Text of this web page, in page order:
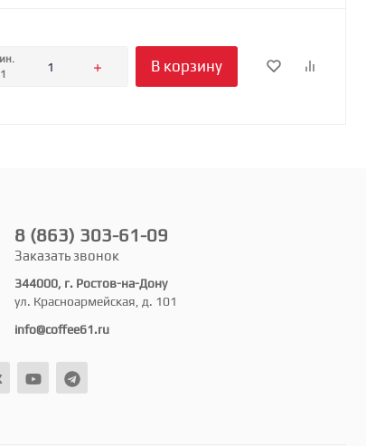
1
В корзину
8 (863) 303-61-09
Заказать звонок
344000, г. Ростов-на-Дону
ул. Красноармейская, д. 101
info@coffee61.ru